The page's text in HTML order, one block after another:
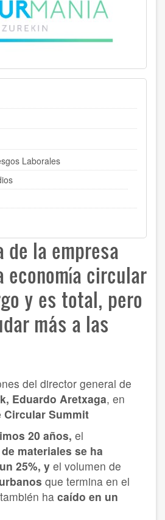
Laborales
de la empresa
economía circular
y es total, pero
más a las
del director general de
Eduardo Aretxaga, en
Circular Summit
20 años, el
materiales se ha
25%, y el volumen de
que termina en el
ha caído en un